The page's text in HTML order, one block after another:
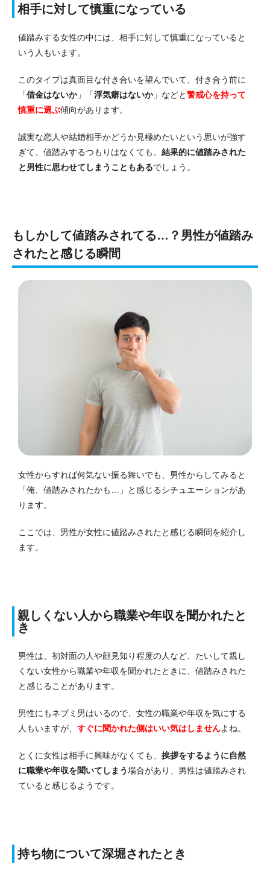
相手に対して慎重になっている
値踏みする女性の中には、相手に対して慎重になっていると
いう人もいます。
このタイプは真面目な付き合いを望んでいて、付き合う前に
「借金はないか」「浮気癖はないか」などと警戒心を持って
慎重に選ぶ傾向があります。
誠実な恋人や結婚相手かどうか見極めたいという思いが強す
ぎて、値踏みするつもりはなくても、 結果的に値踏みされた
と男性に思わせてしまうこともあるでしょう。
もしかして値踏みされてる…？男性が値踏み
されたと感じる瞬間
女性からすれば何気ない振る舞いでも、男性からしてみると
「俺、値踏みされたかも…」と感じるシチュエーションがあ
ります。
ここでは、男性が女性に値踏みされたと感じる瞬間を紹介し
ます。
親しくない人から職業や年収を聞かれたと
き
男性は、初対面の人や顔見知り程度の人など、たいして親し
くない女性から職業や年収を聞かれたときに、値踏みされた
と感じることがあります。
男性にもネブミ男はいるので、女性の職業や年収を気にする
人もいますが、 すぐに聞かれた側はいい気はしませんよね。
とくに女性は相手に興味がなくても、 挨拶をするように自然
に職業や年収を聞いてしまう場合があり、男性は値踏みされ
ていると感じるようです。
持ち物について深堀されたとき